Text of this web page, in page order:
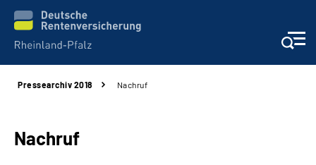
Beratung
Pressearchiv 2018 Nachruf
Nachruf